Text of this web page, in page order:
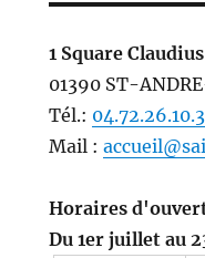
1 Square
01390 ST-
Tél.:
Mail :
Horaires
Du 1er juillet au